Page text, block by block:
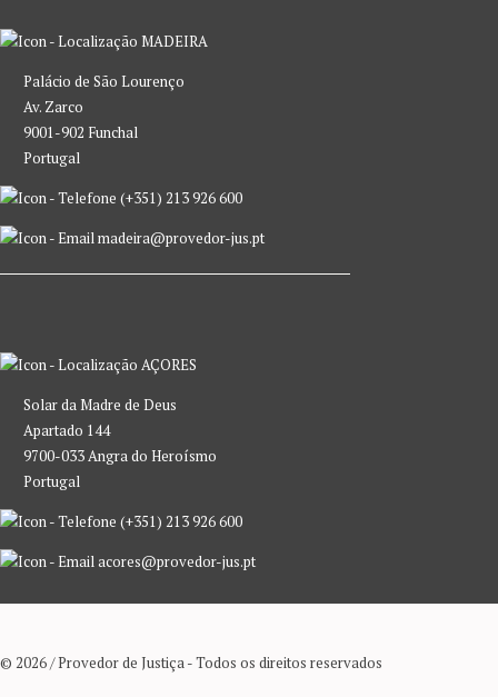
MADEIRA
Palácio de São Lourenço
Av. Zarco
9001-902 Funchal
Portugal
(+351) 213 926 600
madeira@provedor-jus.pt
AÇORES
Solar da Madre de Deus
Apartado 144
9700-033 Angra do Heroísmo
Portugal
(+351) 213 926 600
acores@provedor-jus.pt
© 2026 / Provedor de Justiça - Todos os direitos reservados